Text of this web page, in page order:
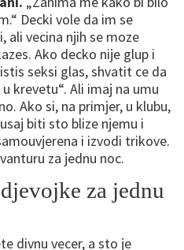
Decki vole da im se
ali vecina njih se moze
Ako decko nije glup i
seksi glas, shvatit ce da
krevetu“. Ali imaj na umu
Ako si, na primjer, u klubu,
biti sto blize njemu i
i izvodi trikove.
za jednu noc.
za jednu
divnu vecer, a sto je